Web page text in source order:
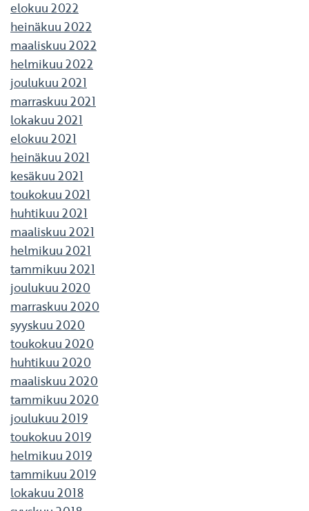
elokuu 2022
heinäkuu 2022
maaliskuu 2022
helmikuu 2022
joulukuu 2021
marraskuu 2021
lokakuu 2021
elokuu 2021
heinäkuu 2021
kesäkuu 2021
toukokuu 2021
huhtikuu 2021
maaliskuu 2021
helmikuu 2021
tammikuu 2021
joulukuu 2020
marraskuu 2020
syyskuu 2020
toukokuu 2020
huhtikuu 2020
maaliskuu 2020
tammikuu 2020
joulukuu 2019
toukokuu 2019
helmikuu 2019
tammikuu 2019
lokakuu 2018